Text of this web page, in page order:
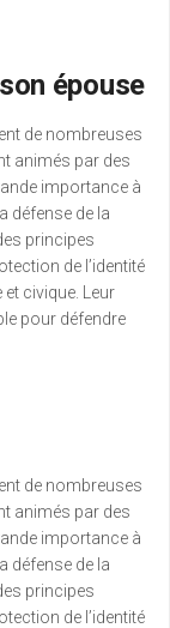
épouse
de nombreuses
animés par des
importance à
défense de la
principes
de l’identité
civique. Leur
pour défendre
de nombreuses
animés par des
importance à
défense de la
principes
de l’identité